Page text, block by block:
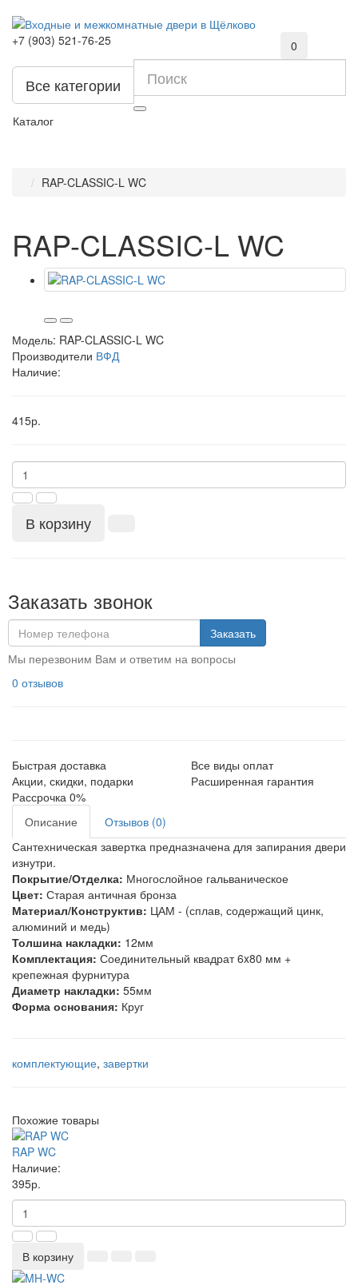
+7 (903) 521-76-25 0
Все категории
Каталог
RAP-CLASSIC-L WC
RAP-CLASSIC-L WC
Модель: RAP-CLASSIC-L WC
Производители ВФД
Наличие:
415р.
В корзину
Заказать звонок
Заказать
Мы перезвоним Вам и ответим на вопросы
0 отзывов
Быстрая доставка
Все виды оплат
Акции, скидки, подарки
Расширенная гарантия
Рассрочка 0%
Описание
Отзывов (0)
Сантехническая завертка предназначена для запирания двери
изнутри.
Покрытие/Отделка: Многослойное гальваническое
Цвет: Старая античная бронза
Материал/Конструктив: ЦАМ - (сплав, содержащий цинк,
алюминий и медь)
Толшина накладки: 12мм
Комплектация: Соединительный квадрат 6x80 мм +
крепежная фурнитура
Диаметр накладки: 55мм
Форма основания: Круг
комплектующие, завертки
Похожие товары
RAP WC
Наличие:
395р.
В корзину